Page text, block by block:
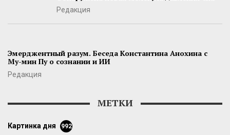
Редакция
Эмерджентный разум. Беседа Константина Анохина с
Му-мин Пу о сознании и ИИ
Редакция
МЕТКИ
картинка дня 992